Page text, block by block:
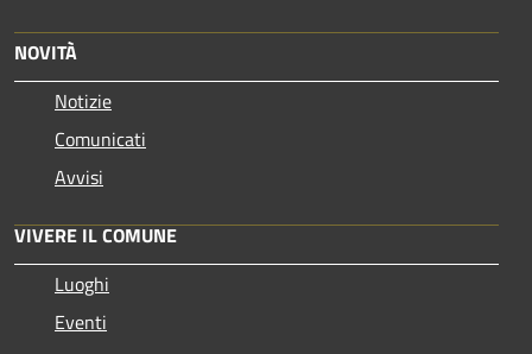
NOVITÀ
Notizie
Comunicati
Avvisi
VIVERE IL COMUNE
Luoghi
Eventi